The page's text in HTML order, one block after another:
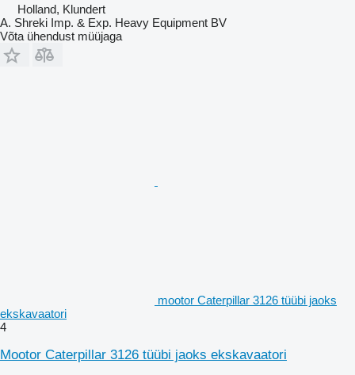
Holland, Klundert
A. Shreki Imp. & Exp. Heavy Equipment BV
Võta ühendust müüjaga
mootor Caterpillar 3126 tüübi jaoks
ekskavaatori
4
Mootor Caterpillar 3126 tüübi jaoks ekskavaatori